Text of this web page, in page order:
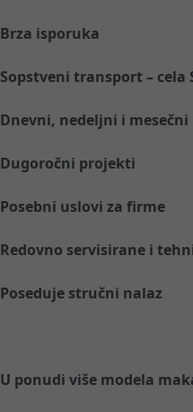
Brza isporuka
Sopstveni transport – cela
Dnevni, nedeljni i
Dugoročni projekti
Posebni uslovi za firme
Redovno servisirane i
Poseduje stručni nalaz
U ponudi više modela